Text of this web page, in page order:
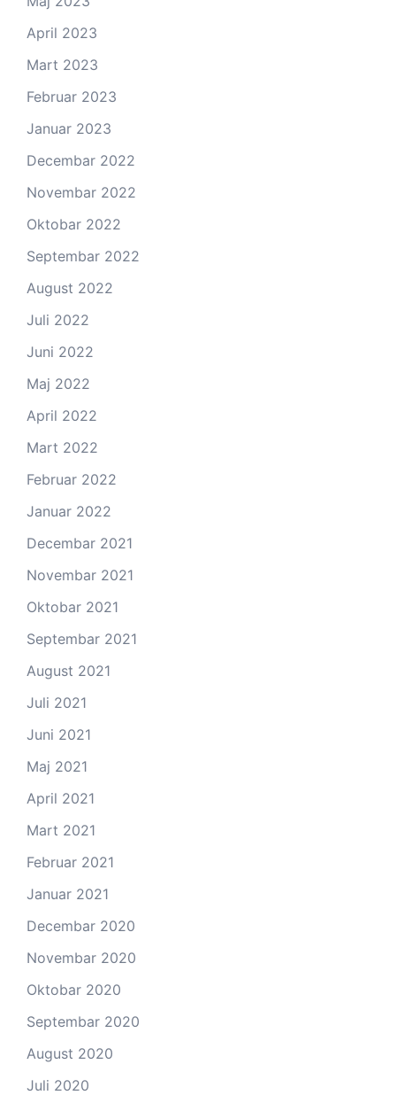
April 2023
Mart 2023
Februar 2023
Januar 2023
Decembar 2022
Novembar 2022
Oktobar 2022
Septembar 2022
August 2022
Juli 2022
Juni 2022
Maj 2022
April 2022
Mart 2022
Februar 2022
Januar 2022
Decembar 2021
Novembar 2021
Oktobar 2021
Septembar 2021
August 2021
Juli 2021
Juni 2021
Maj 2021
April 2021
Mart 2021
Februar 2021
Januar 2021
Decembar 2020
Novembar 2020
Oktobar 2020
Septembar 2020
August 2020
Juli 2020